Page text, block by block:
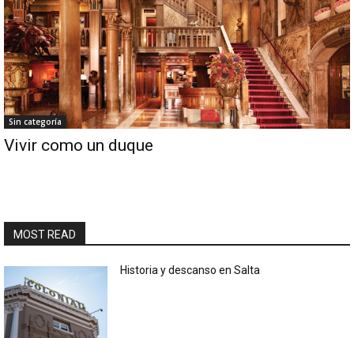
Sin categoría
Vivir como un duque
MOST READ
Historia y descanso en Salta